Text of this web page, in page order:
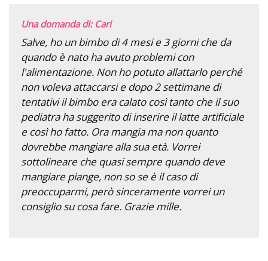
Una domanda di: Cari
Salve, ho un bimbo di 4 mesi e 3 giorni che da
quando è nato ha avuto problemi con
l'alimentazione. Non ho potuto allattarlo perché
non voleva attaccarsi e dopo 2 settimane di
tentativi il bimbo era calato così tanto che il suo
pediatra ha suggerito di inserire il latte artificiale
e così ho fatto. Ora mangia ma non quanto
dovrebbe mangiare alla sua età. Vorrei
sottolineare che quasi sempre quando deve
mangiare piange, non so se è il caso di
preoccuparmi, però sinceramente vorrei un
consiglio su cosa fare. Grazie mille.